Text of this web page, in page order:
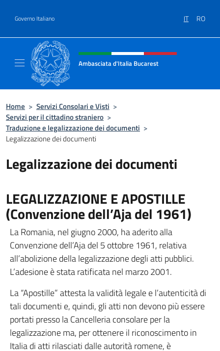
Governo Italiano IT RO
Intestazione sito, social e menù
Ambasciata d'Italia Bucarest
Home > Servizi Consolari e Visti >
Servizi per il cittadino straniero >
Traduzione e legalizzazione dei documenti >
Legalizzazione dei documenti
Legalizzazione dei documenti
LEGALIZZAZIONE E APOSTILLE
(Convenzione dell’Aja del 1961)
La Romania, nel giugno 2000, ha aderito alla
Convenzione dell’Aja del 5 ottobre 1961, relativa
all’abolizione della legalizzazione degli atti pubblici.
L’adesione è stata ratificata nel marzo 2001.
La “Apostille” attesta la validità legale e l’autenticità di
tali documenti e, quindi, gli atti non devono più essere
portati presso la Cancelleria consolare per la
legalizzazione ma, per ottenere il riconoscimento in
Italia di atti rilasciati dalle autorità romene, è